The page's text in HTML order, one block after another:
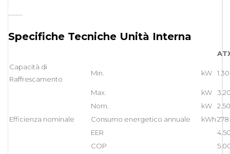
Specifiche Tecniche Unità Interna
Capacità di
Raffrescamento
Min. kW 1.30
Max. kW
Nom.
kW
2.50
Efficienza nominale
Consumo energetico annuale kWh278
EER
COP